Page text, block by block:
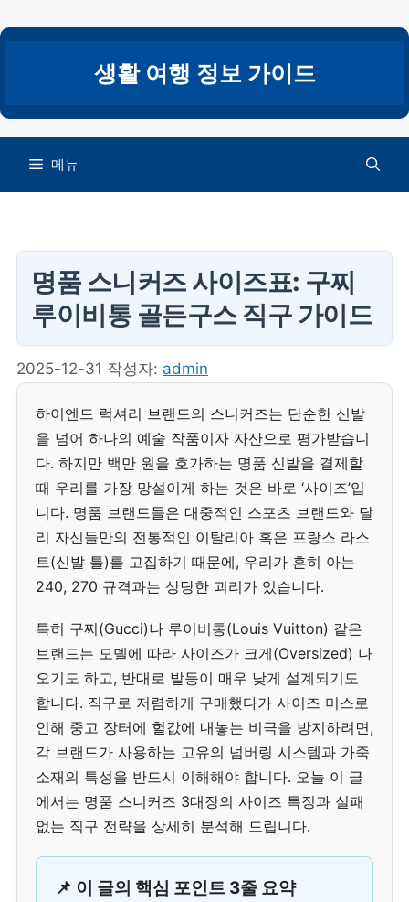
텐
건
너
생활 여행 정보 가이드
메뉴
명품 스니커즈 사이즈표: 구찌
루이비통 골든구스 직구 가이드
2025-12-31 작성자: admin
하이엔드 럭셔리 브랜드의 스니커즈는 단순한 신발
을 넘어 하나의 예술 작품이자 자산으로 평가받습니
다. 하지만 백만 원을 호가하는 명품 신발을 결제할
때 우리를 가장 망설이게 하는 것은 바로 ‘사이즈’입
니다. 명품 브랜드들은 대중적인 스포츠 브랜드와 달
리 자신들만의 전통적인 이탈리아 혹은 프랑스 라스
트(신발 틀)를 고집하기 때문에, 우리가 흔히 아는
240, 270 규격과는 상당한 괴리가 있습니다.
특히 구찌(Gucci)나 루이비통(Louis Vuitton) 같은
브랜드는 모델에 따라 사이즈가 크게(Oversized) 나
오기도 하고, 반대로 발등이 매우 낮게 설계되기도
합니다. 직구로 저렴하게 구매했다가 사이즈 미스로
인해 중고 장터에 헐값에 내놓는 비극을 방지하려면,
각 브랜드가 사용하는 고유의 넘버링 시스템과 가죽
소재의 특성을 반드시 이해해야 합니다. 오늘 이 글
에서는 명품 스니커즈 3대장의 사이즈 특징과 실패
없는 직구 전략을 상세히 분석해 드립니다.
📌 이 글의 핵심 포인트 3줄 요약